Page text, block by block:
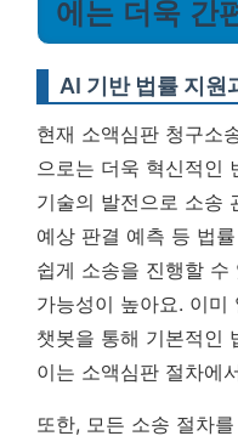
에는 더욱 간
AI 기반 법률 지원
현재 소액심판 청구소
으로는 더욱 혁신적인
기술의 발전으로 소송
예상 판결 예측 등 법
쉽게 소송을 진행할
가능성이 높아요. 이미
챗봇을 통해 기본적인
이는 소액심판 절차에
또한, 모든 소송 절차